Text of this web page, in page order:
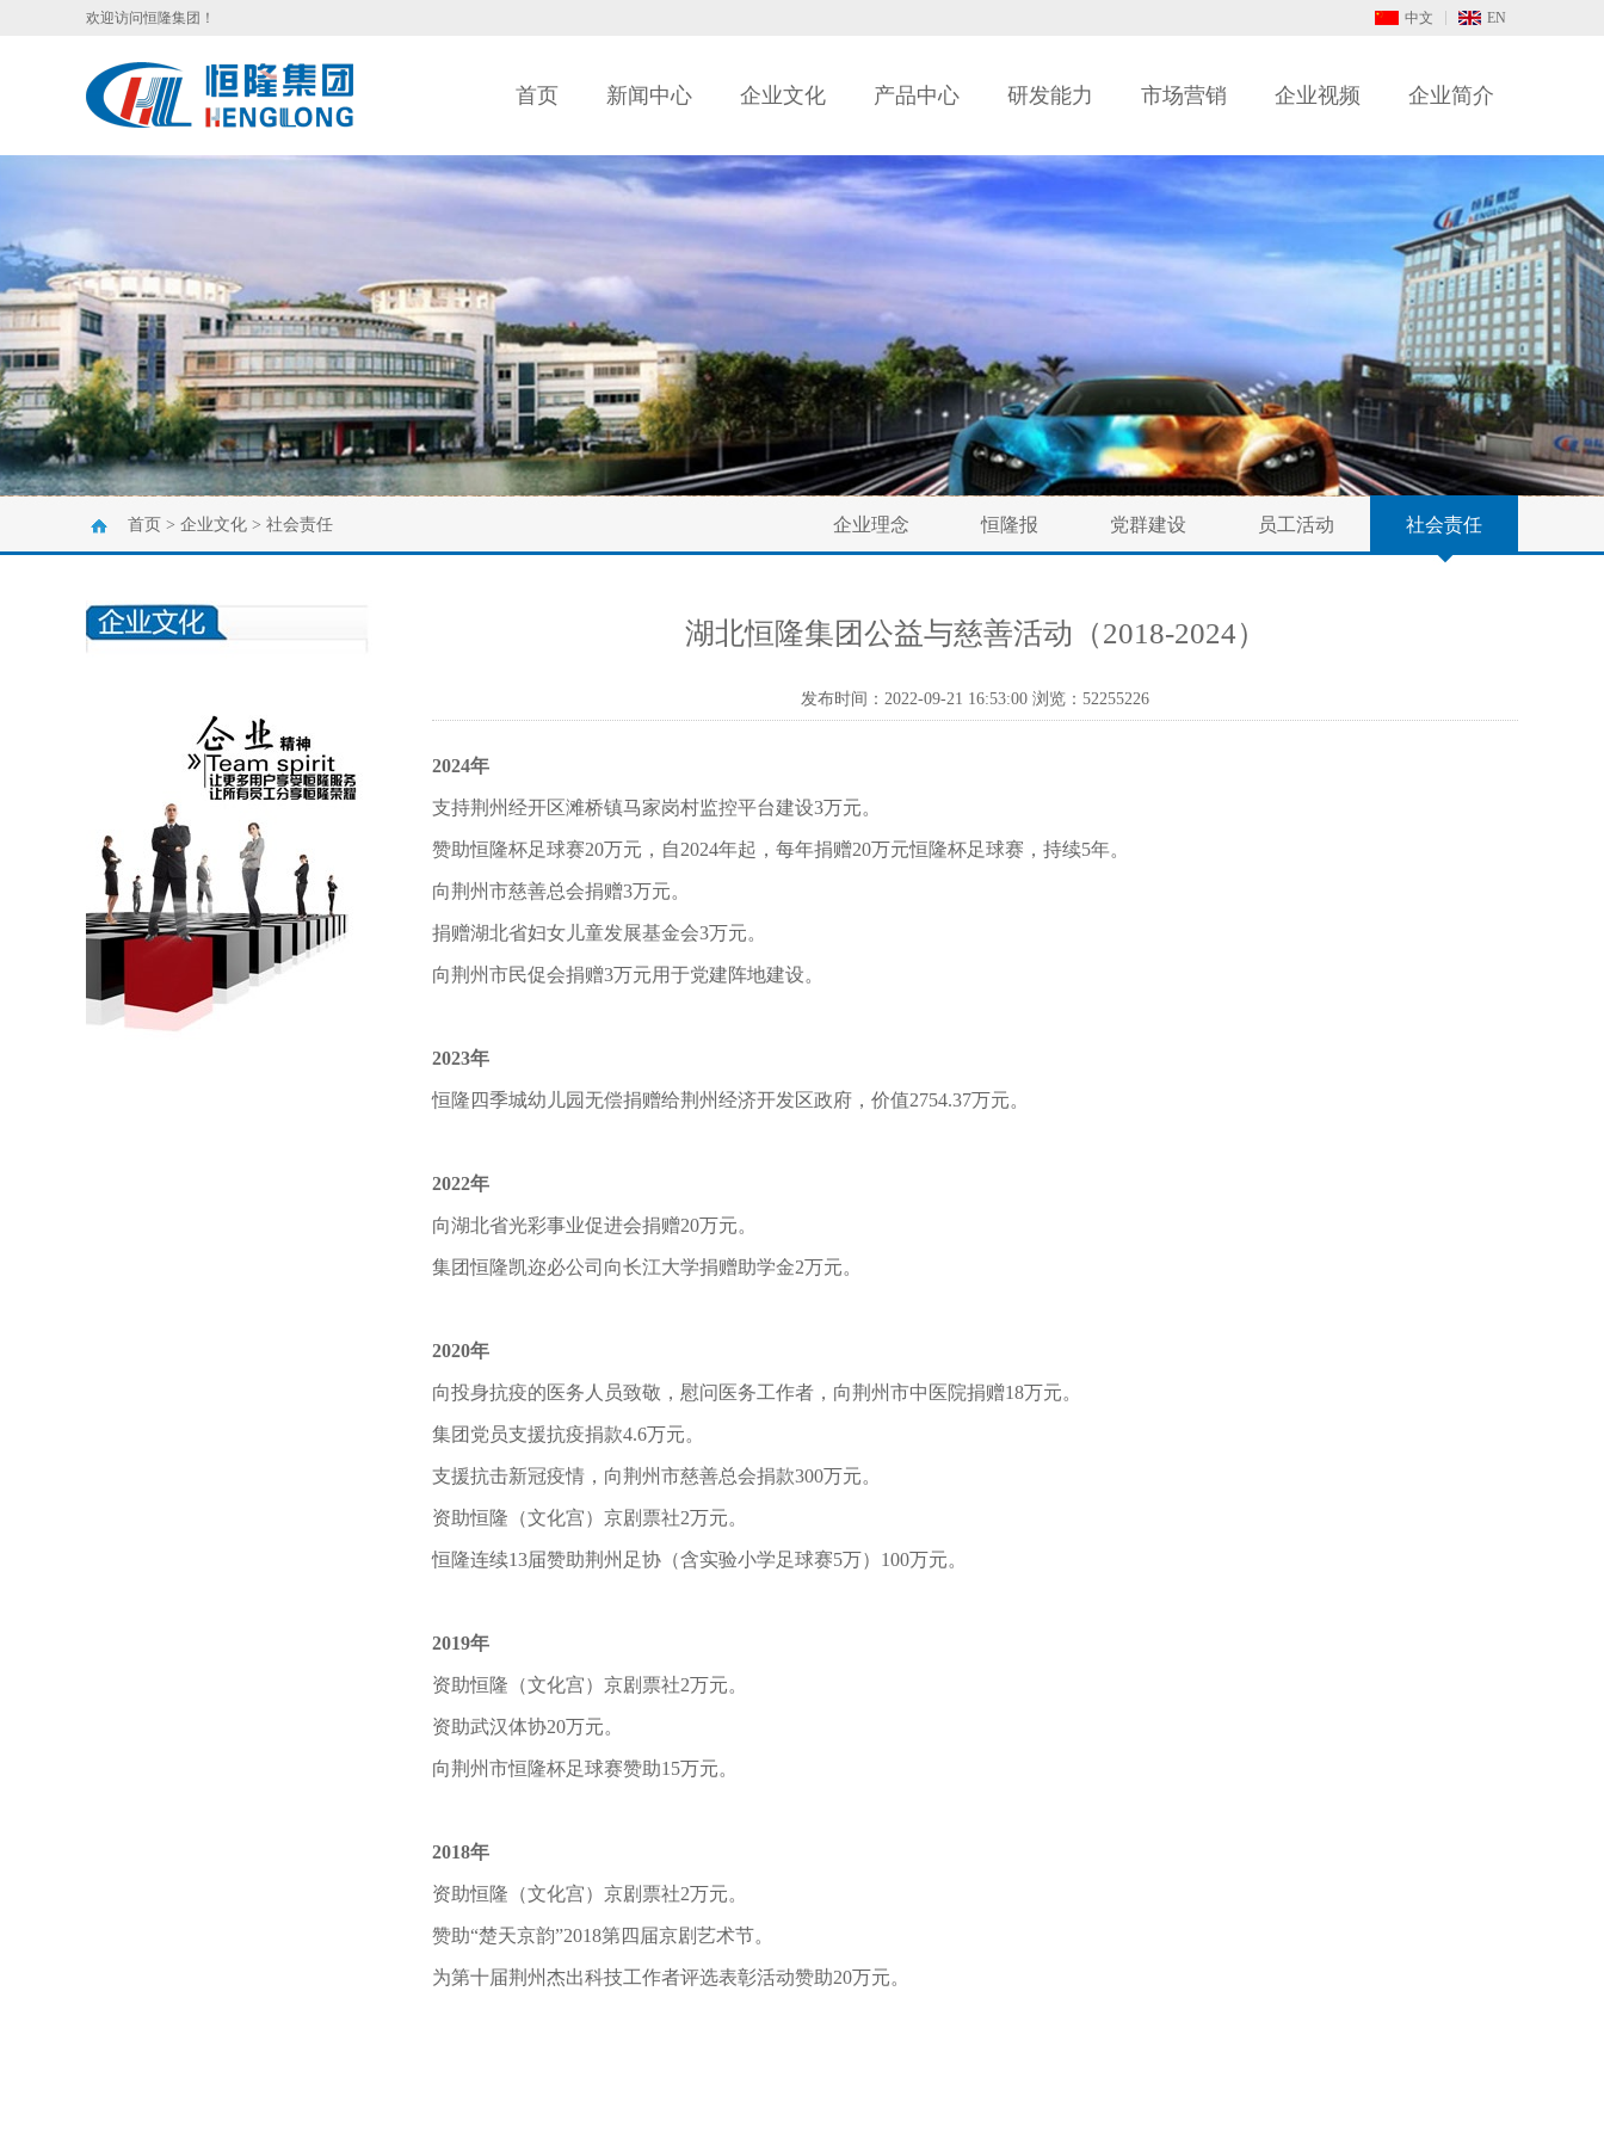
欢迎访问恒隆集团！ 中文 EN
首页 新闻中心 企业文化 产品中心 研发能力 市场营销 企业视频 企业简介
首页 > 企业文化 > 社会责任 企业理念 恒隆报 党群建设 员工活动 社会责任
湖北恒隆集团公益与慈善活动（2018-2024）
发布时间：2022-09-21 16:53:00 浏览：52255226
2024年
支持荆州经开区滩桥镇马家岗村监控平台建设3万元。
赞助恒隆杯足球赛20万元，自2024年起，每年捐赠20万元恒隆杯足球赛，持续5年。
向荆州市慈善总会捐赠3万元。
捐赠湖北省妇女儿童发展基金会3万元。
向荆州市民促会捐赠3万元用于党建阵地建设。
2023年
恒隆四季城幼儿园无偿捐赠给荆州经济开发区政府，价值2754.37万元。
2022年
向湖北省光彩事业促进会捐赠20万元。
集团恒隆凯迩必公司向长江大学捐赠助学金2万元。
2020年
向投身抗疫的医务人员致敬， 慰问医务工作者，向荆州市中医院捐赠18万元。
集团 党员支援抗疫捐款4.6万元。
支援抗击新冠疫情，向荆州市慈善总会捐款300万元。
资助恒隆（文化宫）京剧票社2万元。
恒隆连续13届赞助荆州足协（含实验小学足球赛5万）100万元。
2019年
资助恒隆 （文化宫） 京剧票社2万元。
资助武汉体协20万元。
向荆州市恒隆杯足球赛赞助15万元。
2018年
资助恒隆 （文化宫） 京剧票社2万元。
赞助“楚天京韵”2018第四届京剧艺术节。
为第十届荆州杰出科技工作者评选表彰活动赞助20万元。